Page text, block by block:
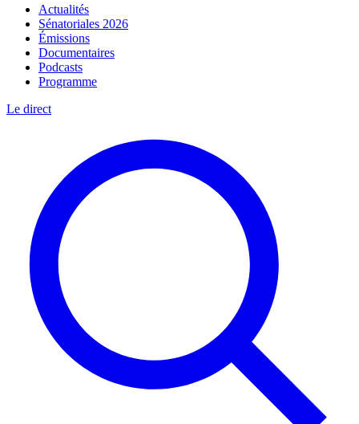
Actualités
Sénatoriales 2026
Émissions
Documentaires
Podcasts
Programme
Le direct